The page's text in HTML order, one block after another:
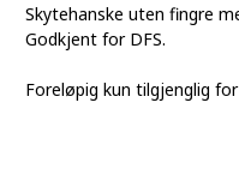
Skytehanske uten fingre
Godkjent for DFS.
Foreløpig kun tilgjenglig